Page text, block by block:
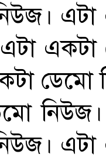
ডেমো